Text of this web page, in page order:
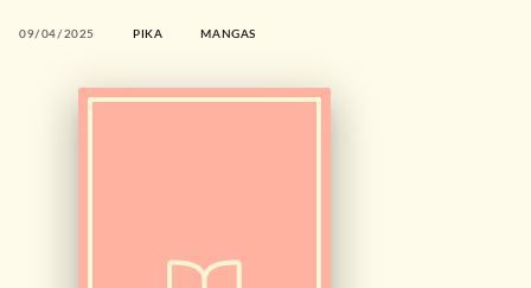
09/04/2025 PIKA MANGAS